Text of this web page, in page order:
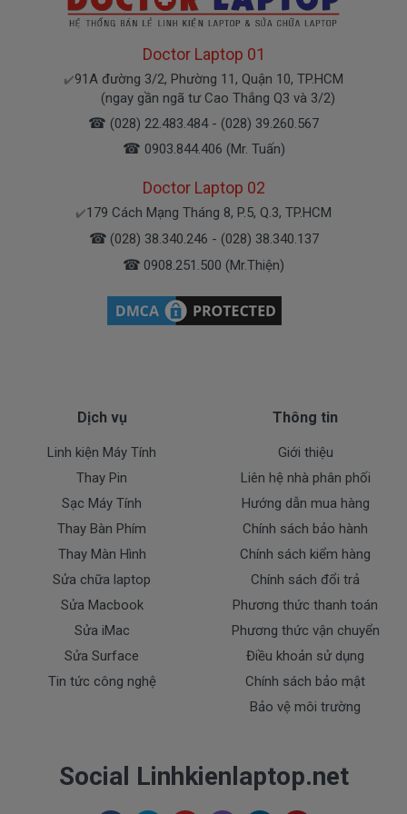
Bạn chưa biết pin này có phù hợp với laptop của
mình hay không?
Bạn chưa biết máy tính Dell của mình là dòng
Vostro, Inspiron, Latitude hay Precision?
Bạn có thể gọi Zalo cho shop tai số0903.844.406
(Mr. Tuấn).
À mà thỉnh thoảng shop bận máy một chút, cứ nhắn
thượng vàng hạ cám chất lượng bèo béo beo giá
thật rẻ củng có. Có nơi bán giá trên trời giá cao ngất
thôi nhé.
Pin máy Dell Vostro Oem pin thay thếGiá
bán là000k
( Pin Oem pin thay thế của xưởng thứ
3 sàn xuất nhé )
Pin máy Dell 980k
Bảo Hành Cho Pin Máy Tính Dell
Doctor Laptop 01
✔️91A đường 3/2, Phường 11, Quận 10, TP.HCM
(ngay gần ngã tư Cao Thắng Q3 và 3/2)
☎ (028) 22.483.484 - (028) 39.260.567
☎ 0903.844.406 (Mr. Tuấn)
Doctor Laptop 02
✔️179 Cách Mạng Tháng 8, P.5, Q.3, TP.HCM
☎ (028) 38.340.246 - (028) 38.340.137
☎ 0908.251.500 (Mr.Thiện)
Dịch vụ
Linh kiện Máy Tính
Thay Pin
Sạc Máy Tính
Thay Bàn Phím
Thay Màn Hình
Sửa chữa laptop
Sửa Macbook
Sửa iMac
Sửa Surface
Tin tức công nghệ
Thông tin
Giới thiệu
Liên hệ nhà phân phối
Hướng dẫn mua hàng
Chính sách bảo hành
Chính sách kiểm hàng
Chính sách đổi trả
Phương thức thanh toán
Phương thức vận chuyển
Điều khoản sử dụng
Chính sách bảo mật
Bảo vệ môi trường
Social Linhkienlaptop.net